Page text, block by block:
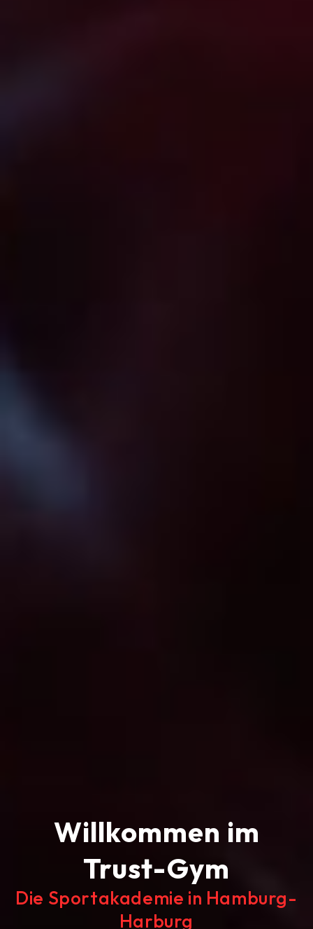
Willkommen im
Trust-Gym
Die Sportakademie in Hamburg-
Harburg